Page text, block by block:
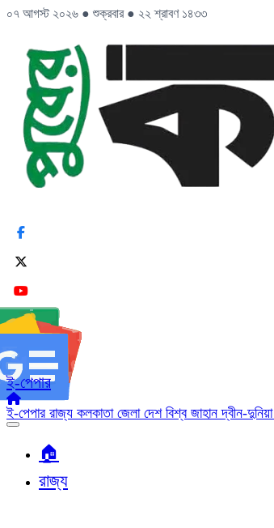
০৭ আগস্ট ২০২৬ ● শুক্রবার ● ২২ শ্রাবণ ১৪৩৩
ই-পেপার
ই-পেপার রাজ্য কলকাতা জেলা দেশ বিশ্ব জাহানদ্বীন-দুনিয়া
🏠︎
রাজ্য